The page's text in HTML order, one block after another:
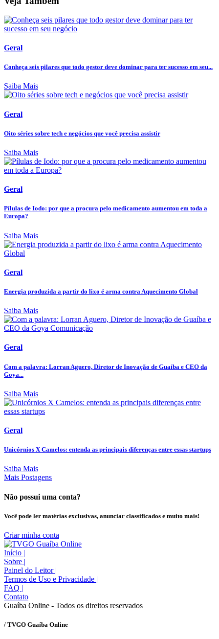
Geral
Conheça seis pilares que todo gestor deve dominar para ter sucesso em seu...
Saiba Mais
Geral
Oito séries sobre tech e negócios que você precisa assistir
Saiba Mais
Geral
Pílulas de Iodo: por que a procura pelo medicamento aumentou em toda a
Europa?
Saiba Mais
Geral
Energia produzida a partir do lixo é arma contra Aquecimento Global
Saiba Mais
Geral
Com a palavra: Lorran Aguero, Diretor de Inovação de Guaíba e CEO da
Goya...
Saiba Mais
Geral
Unicórnios X Camelos: entenda as principais diferenças entre essas startups
Saiba Mais
Mais Postagens
Não possui uma conta?
Você pode ler matérias exclusivas, anunciar classificados e muito mais!
Criar minha conta
Início |
Sobre |
Painel do Leitor |
Termos de Uso e Privacidade |
FAQ |
Contato
Guaíba Online - Todos os direitos reservados
/ TVGO Guaíba Online